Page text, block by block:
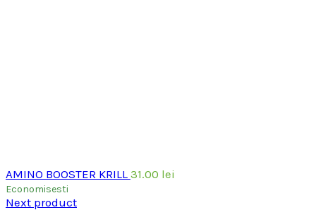
AMINO BOOSTER KRILL 31.00 lei
Economisesti
Next product